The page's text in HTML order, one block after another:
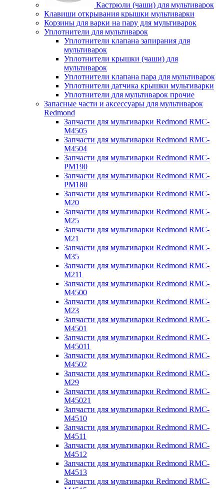
Кастрюли (чаши) для мультиварок
Клавиши открывания крышки мультиварки
Корзины для варки на пару для мультиварок
Уплотнители для мультиварок
Уплотнители клапана запирания для
мультиварок
Уплотнители крышки (чаши) для
мультиварок
Уплотнители клапана пара для мультиварок
Уплотнители датчика крышки мультиварки
Уплотнители для мультиварок прочие
Запасные части и аксессуары для мультиварок
Redmond
Запчасти для мультиварки Redmond RMC-
M4505
Запчасти для мультиварки Redmond RMC-
M4504
Запчасти для мультиварки Redmond RMC-
PM190
Запчасти для мультиварки Redmond RMC-
PM180
Запчасти для мультиварки Redmond RMC-
M20
Запчасти для мультиварки Redmond RMC-
M25
Запчасти для мультиварки Redmond RMC-
M21
Запчасти для мультиварки Redmond RMC-
M35
Запчасти для мультиварки Redmond RMC-
M211
Запчасти для мультиварки Redmond RMC-
M4500
Запчасти для мультиварки Redmond RMC-
M23
Запчасти для мультиварки Redmond RMC-
M4501
Запчасти для мультиварки Redmond RMC-
M45011
Запчасти для мультиварки Redmond RMC-
M4502
Запчасти для мультиварки Redmond RMC-
M29
Запчасти для мультиварки Redmond RMC-
M45021
Запчасти для мультиварки Redmond RMC-
M4510
Запчасти для мультиварки Redmond RMC-
M4511
Запчасти для мультиварки Redmond RMC-
M4512
Запчасти для мультиварки Redmond RMC-
M4513
Запчасти для мультиварки Redmond RMC-